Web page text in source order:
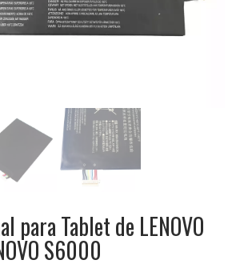
para Tablet de LENOVO
S6000